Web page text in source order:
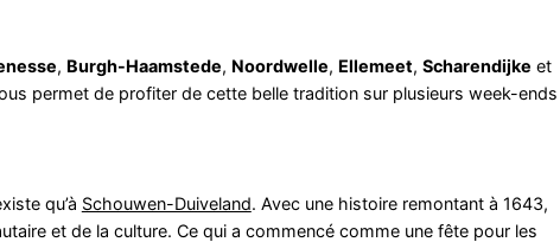
, Burgh-Haamstede, Noordwelle, Ellemeet, Scharendijke et
permet de profiter de cette belle tradition sur plusieurs week-ends
qu’à Schouwen-Duiveland. Avec une histoire remontant à 1643,
et de la culture. Ce qui a commencé comme une fête pour les